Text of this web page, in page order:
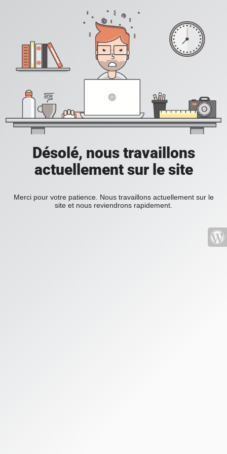
Désolé, nous travaillons
actuellement sur le site
Merci pour votre patience. Nous travaillons actuellement sur le
site et nous reviendrons rapidement.